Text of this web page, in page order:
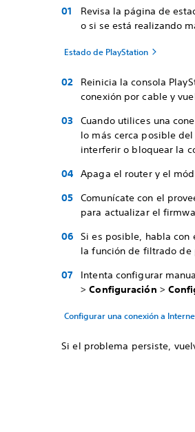
Revisa la página de
o si se está realizando
Estado de PlayStation
Reinicia la consola
conexión por cable y
Cuando utilices una
lo más cerca posible
interferir o bloquear la
Apaga el router y el
Comunícate con el
para actualizar el
Si es posible, habla con
la función de filtrado de
Intenta configurar
>Configuración >
Configurar una conexión a
Si el problema persiste,